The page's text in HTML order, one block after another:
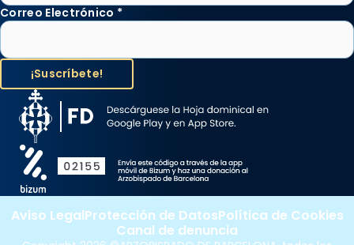
Correo Electrónico *
Aviso LegalProtección de DatosPolítica de Cookies
Canal de denuncia